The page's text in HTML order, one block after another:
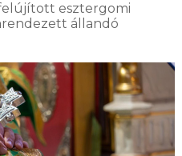
esztergomi
állandó